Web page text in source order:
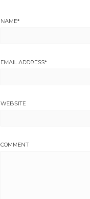
NAME*
EMAIL ADDRESS*
WEBSITE
COMMENT